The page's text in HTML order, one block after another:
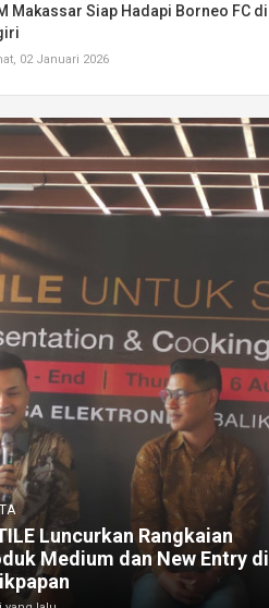
Makassar Siap Hadapi Borneo FC di
02 Januari 2026
Luncurkan Rangkaian
Medium dan New Entry di